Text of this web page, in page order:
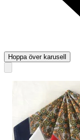
Hoppa över karusell